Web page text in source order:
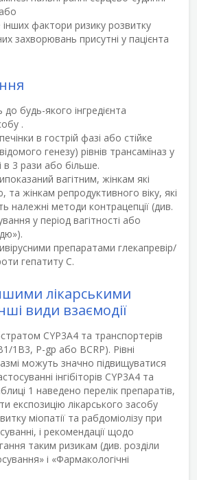
фактори ризику розвитку
захворювань присутні у пацієнта
до будь-якого інгредієнта
.
в гострій фазі або стійке
генезу) рівнів трансаміназ у
в 3 рази або більше.
вагітним, жінкам які
та жінкам репродуктивного віку, які
належні методи контрацепції (див.
у період вагітності або
препаратами глекапревір/
гепатиту С.
лікарськими
види взаємодії
CYP3A4 та транспортерів
1B3, P-gp або BCRP). Рівні
можуть значно підвищуватися
інгібіторів CYP3A4 та
1 наведено перелік препаратів,
експозицію лікарського засобу
міопатії та рабдоміолізу при
і рекомендації щодо
таким ризикам (див. розділи
і «Фармакологічні